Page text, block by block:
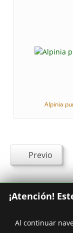
Alpinia
Previo
¡Atención!
Al continuar